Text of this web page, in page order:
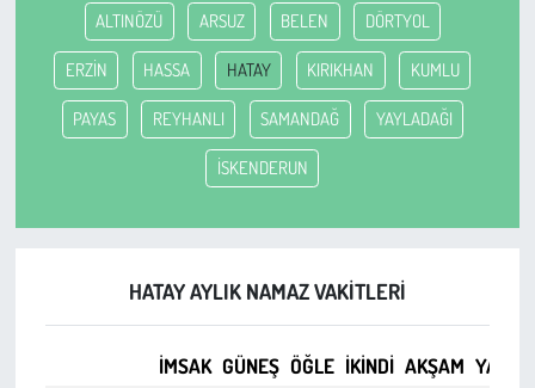
ALTINÖZÜ ARSUZ BELEN DÖRTYOL
ERZİN HASSA HATAY KIRIKHAN KUMLU
PAYAS REYHANLI SAMANDAĞ YAYLADAĞI
İSKENDERUN
HATAY AYLIK NAMAZ VAKITLERI
İMSAK GÜNEŞ ÖĞLE İKINDI AKŞAM YATSI
Günün İçinden
Vefat İlanları